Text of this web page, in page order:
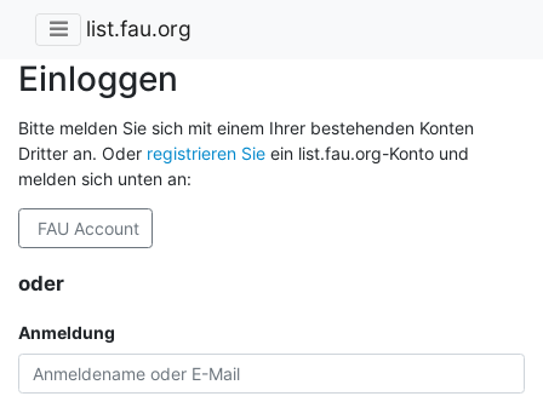
list.fau.org
Einloggen
Bitte melden Sie sich mit einem Ihrer bestehenden Konten
Dritter an. Oder registrieren Sie ein list.fau.org-Konto und
melden sich unten an:
FAU Account
oder
Anmeldung